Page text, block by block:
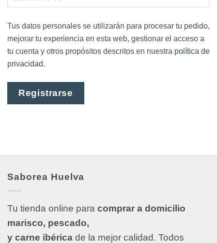
Tus datos personales se utilizarán para procesar tu pedido,
mejorar tu experiencia en esta web, gestionar el acceso a
tu cuenta y otros propósitos descritos en nuestra política de
privacidad.
Registrarse
Saborea Huelva
Tu tienda online para comprar a domicilio
marisco, pescado,
y carne ibérica de la mejor calidad. Todos